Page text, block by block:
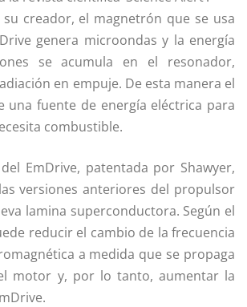
creador, el magnetrón que se usa
genera microondas y la energía
se acumula en el resonador,
en empuje. De esta manera el
una fuente de energía eléctrica para
combustible.
EmDrive, patentada por Shawyer,
versiones anteriores del propulsor
lamina superconductora. Según el
reducir el cambio de la frecuencia
a medida que se propaga
motor y, por lo tanto, aumentar la